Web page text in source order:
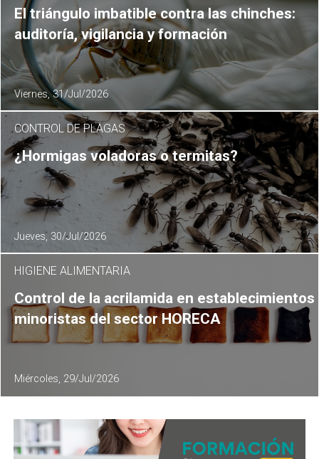
El triángulo imbatible contra las chinches:
auditoría, vigilancia y formación
Viernes, 31/Jul/2026
CONTROL DE PLAGAS
¿Hormigas voladoras o termitas?
Jueves, 30/Jul/2026
HIGIENE ALIMENTARIA
Control de la acrilamida en establecimientos
minoristas del sector HORECA
Miércoles, 29/Jul/2026